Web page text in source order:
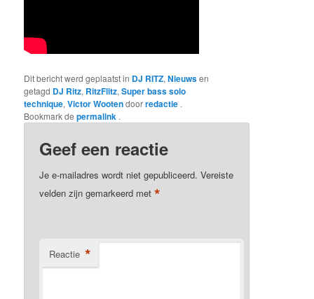
Dit bericht werd geplaatst in DJ RITZ,Nieuwsen
getagd DJ Ritz, RitzFlitz,Super bass solo
technique,Victor Wootendoorredactie .
Bookmark depermalink .
Geef een reactie
Je e-mailadres wordt niet gepubliceerd. Vereiste
velden zijn gemarkeerd met*
Reactie *